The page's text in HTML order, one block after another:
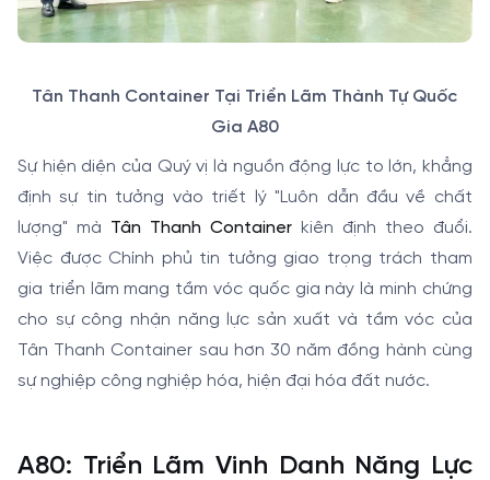
Tân Thanh Container Tại Triển Lãm Thành Tự Quốc
Gia A80
Sự hiện diện của Quý vị là nguồn động lực to lớn, khẳng
định sự tin tưởng vào triết lý "Luôn dẫn đầu về chất
lượng" mà Tân Thanh Containerkiên định theo đuổi.
Việc được Chính phủ tin tưởng giao trọng trách tham
gia triển lãm mang tầm vóc quốc gia này là minh chứng
cho sự công nhận năng lực sản xuất và tầm vóc của
Tân Thanh Container sau hơn 30 năm đồng hành cùng
sự nghiệp công nghiệp hóa, hiện đại hóa đất nước.
A80: Triển Lãm Vinh Danh Năng Lực